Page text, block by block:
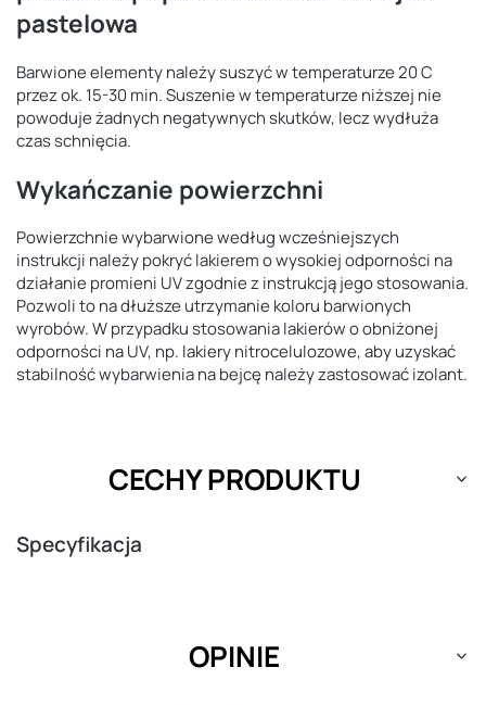
pastelowa
Barwione elementy należy suszyć w temperaturze 20 C
przez ok. 15-30 min. Suszenie w temperaturze niższej nie
powoduje żadnych negatywnych skutków, lecz wydłuża
czas schnięcia.
Wykańczanie powierzchni
Powierzchnie wybarwione według wcześniejszych
instrukcji należy pokryć lakierem o wysokiej odporności na
działanie promieni UV zgodnie z instrukcją jego stosowania.
Pozwoli to na dłuższe utrzymanie koloru barwionych
wyrobów. W przypadku stosowania lakierów o obniżonej
odporności na UV, np. lakiery nitrocelulozowe, aby uzyskać
stabilność wybarwienia na bejcę należy zastosować izolant.
CECHY PRODUKTU
Specyfikacja
OPINIE